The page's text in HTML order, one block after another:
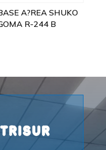
A?REA SHUKO
R-244 B